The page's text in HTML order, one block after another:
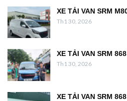
XE TẢI VAN SRM
Th1 30, 2026
XE TẢI VAN SRM
Th1 30, 2026
XE TẢI VAN SRM